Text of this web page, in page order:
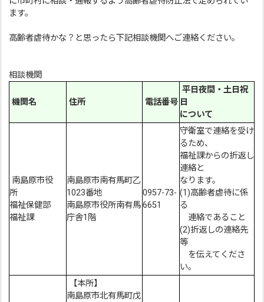
ます。
高齢者虐待かな？と思ったら下記相談機関へご連絡ください。
相談機関
機関名 住所 電話番号
平日夜間・土日祝
日
について
南島原市役
所
福祉保健部
福祉課
南島原市南有馬町乙
1023番地
南島原市役所南有馬
庁舎1階
0957-73-
6651
守衛室で連絡を受け
るため、
福祉課からの折返し
連絡と
なります。
(1)高齢者虐待に係
る
連絡であること
(2)折返しの連絡先
等
を伝えてくださ
い。
【本所】
南島原市北有馬町戊